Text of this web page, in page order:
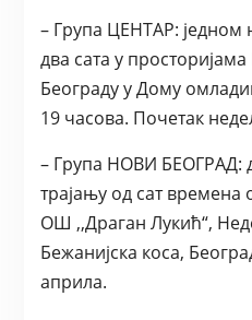
– Група ЦЕНТАР: једном
два сата у
Београду у Дому
19 часова. Почетак
– Група НОВИ БЕОГРАД:
трајању од сат времена
ОШ ,,Драган Лукић“,
Бежанијска коса,
априла.